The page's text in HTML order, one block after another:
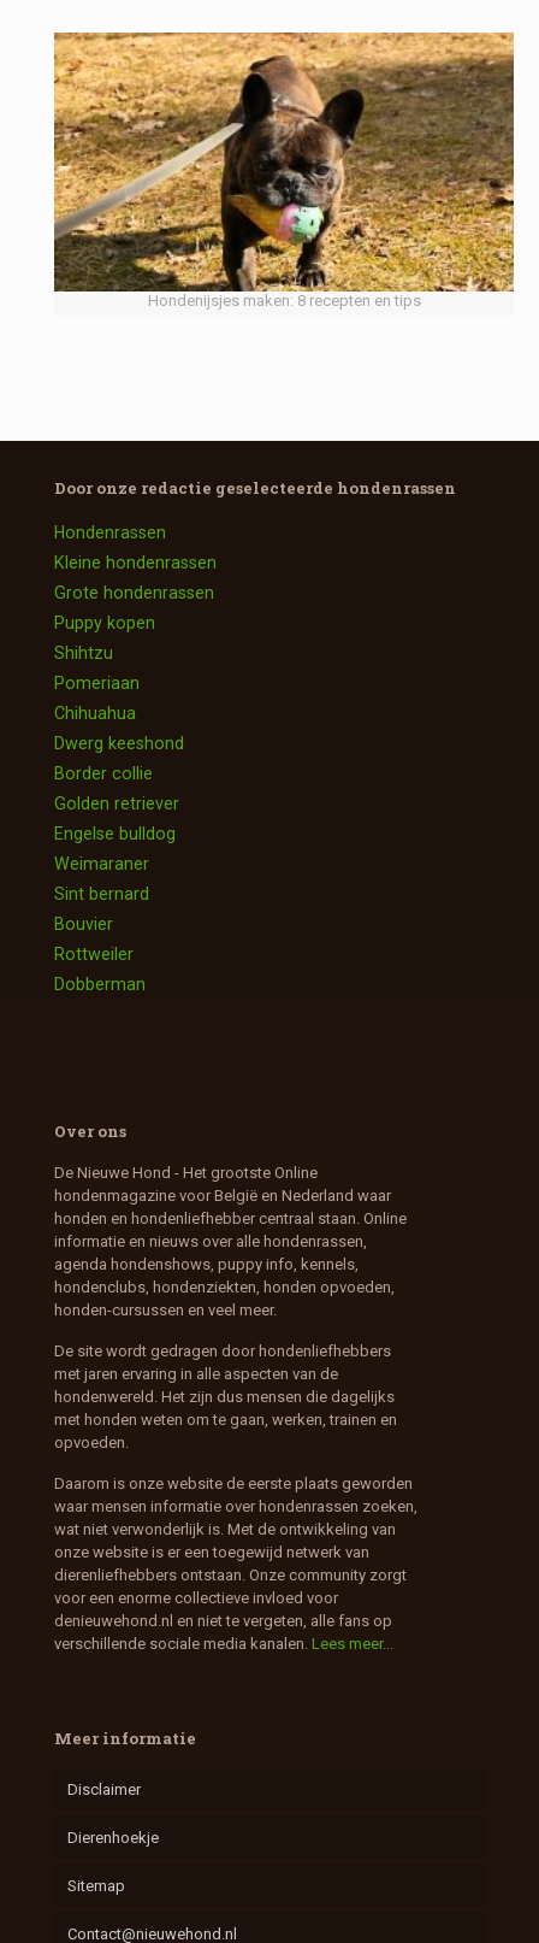
Hondenijsjes maken: 8 recepten en tips
Door onze redactie geselecteerde hondenrassen
Hondenrassen
Kleine hondenrassen
Grote hondenrassen
Puppy kopen
Shihtzu
Pomeriaan
Chihuahua
Dwerg keeshond
Border collie
Golden retriever
Engelse bulldog
Weimaraner
Sint bernard
Bouvier
Rottweiler
Dobberman
Over ons
De Nieuwe Hond - Het grootste Online
hondenmagazine voor België en Nederland waar
honden en hondenliefhebber centraal staan. Online
informatie en nieuws over alle hondenrassen,
agenda hondenshows, puppy info, kennels,
hondenclubs, hondenziekten, honden opvoeden,
honden-cursussen en veel meer.
De site wordt gedragen door hondenliefhebbers
met jaren ervaring in alle aspecten van de
hondenwereld. Het zijn dus mensen die dagelijks
met honden weten om te gaan, werken, trainen en
opvoeden.
Daarom is onze website de eerste plaats geworden
waar mensen informatie over hondenrassen zoeken,
wat niet verwonderlijk is. Met de ontwikkeling van
onze website is er een toegewijd netwerk van
dierenliefhebbers ontstaan. Onze community zorgt
voor een enorme collectieve invloed voor
denieuwehond.nl en niet te vergeten, alle fans op
verschillende sociale media kanalen. Lees meer...
Meer informatie
Disclaimer
Dierenhoekje
Sitemap
Contact@nieuwehond.nl